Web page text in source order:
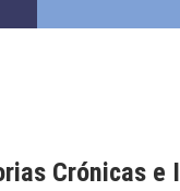
Crónicas e